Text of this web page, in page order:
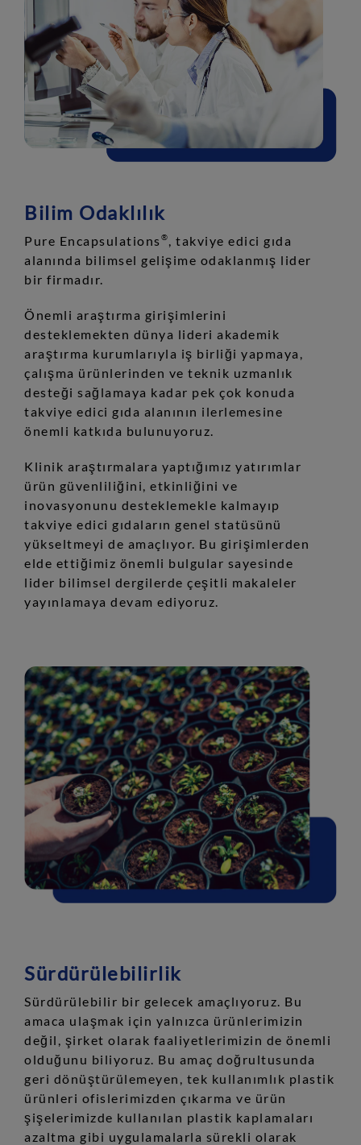
Bilim Odaklılık
Pure Encapsulations®
, takviye edici gıda
alanında bilimsel gelişime odaklanmış lider
bir firmadır.
Önemli araştırma girişimlerini
desteklemekten dünya lideri akademik
araştırma kurumlarıyla iş birliği yapmaya,
çalışma ürünlerinden ve teknik uzmanlık
desteği sağlamaya kadar pek çok konuda
takviye edici gıda alanının ilerlemesine
önemli katkıda bulunuyoruz.
Klinik araştırmalara yaptığımız yatırımlar
ürün güvenliliğini, etkinliğini ve
inovasyonunu desteklemekle kalmayıp
takviye edici gıdaların genel statüsünü
yükseltmeyi de amaçlıyor. Bu girişimlerden
elde ettiğimiz önemli bulgular sayesinde
lider bilimsel dergilerde çeşitli makaleler
yayınlamaya devam ediyoruz.
Sürdürülebilirlik
Sürdürülebilir bir gelecek amaçlıyoruz. Bu
amaca ulaşmak için yalnızca ürünlerimizin
değil, şirket olarak faaliyetlerimizin de önemli
olduğunu biliyoruz. Bu amaç doğrultusunda
geri dönüştürülemeyen, tek kullanımlık plastik
ürünleri ofislerimizden çıkarma ve ürün
şişelerimizde kullanılan plastik kaplamaları
azaltma gibi uygulamalarla sürekli olarak